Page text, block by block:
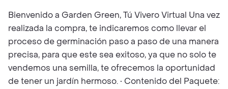
Bienvenido a Garden Green, Tú Vivero Virtual Una vez
realizada la compra, te indicaremos como llevar el
proceso de germinación paso a paso de una manera
precisa, para que este sea exitoso, ya que no solo te
vendemos una semilla, te ofrecemos la oportunidad
de tener un jardín hermoso. • Contenido del Paquete: